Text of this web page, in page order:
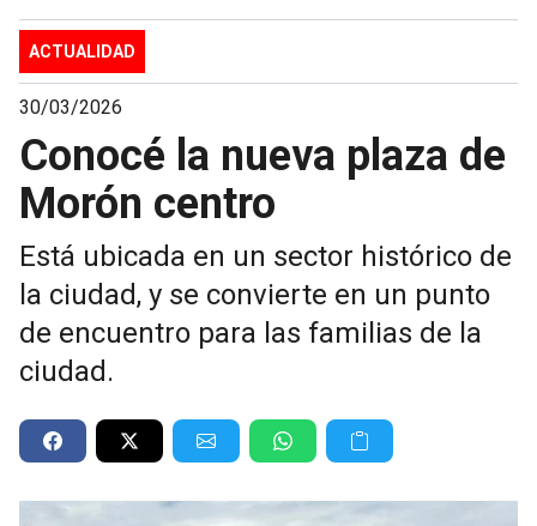
ACTUALIDAD
30/03/2026
Conocé la nueva plaza de
Morón centro
Está ubicada en un sector histórico de
la ciudad, y se convierte en un punto
de encuentro para las familias de la
ciudad.